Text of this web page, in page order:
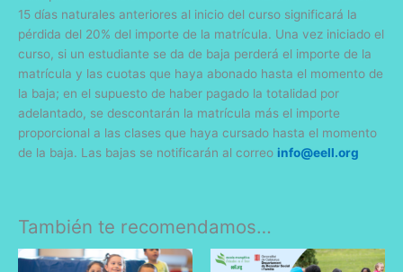
15 días naturales anteriores al inicio del curso significará la
pérdida del 20% del importe de la matrícula. Una vez iniciado el
curso, si un estudiante se da de baja perderá el importe de la
matrícula y las cuotas que haya abonado hasta el momento de
la baja; en el supuesto de haber pagado la totalidad por
adelantado, se descontarán la matrícula más el importe
proporcional a las clases que haya cursado hasta el momento
de la baja. Las bajas se notificarán al correo info@eell.org
También te recomendamos…